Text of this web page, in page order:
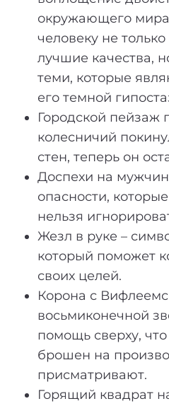
окружающего
человеку не
лучшие качества,
теми, которые
его темной
Городской пейзаж
колесничий
стен, теперь он
Доспехи на
опасности,
нельзя
Жезл в руке –
который поможет
своих целей.
Корона с
восьмиконечной
помощь сверху,
брошен на
присматривают.
Горящий квадрат